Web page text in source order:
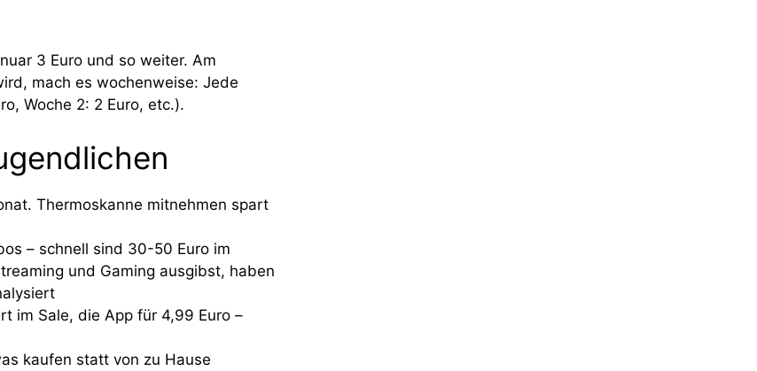
3 Euro und so weiter. Am
mach es wochenweise: Jede
Woche 2: 2 Euro, etc.).
Thermoskanne mitnehmen spart
– schnell sind 30-50 Euro im
und Gaming ausgibst, haben
im Sale, die App für 4,99 Euro –
kaufen statt von zu Hause